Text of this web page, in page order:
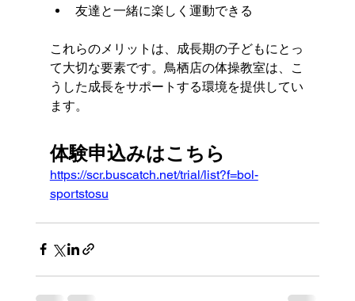
友達と一緒に楽しく運動できる
これらのメリットは、成長期の子どもにとっ
て大切な要素です。鳥栖店の体操教室は、こ
うした成長をサポートする環境を提供してい
ます。
体験申込みはこちら
https://scr.buscatch.net/trial/list?f=bol-
sportstosu